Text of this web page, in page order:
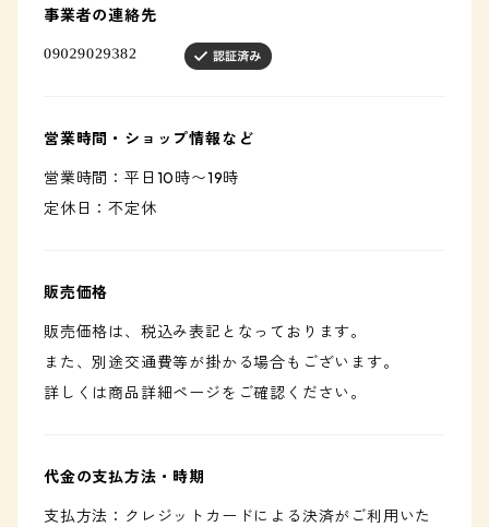
事業者の連絡先
営業時間・ショップ情報など
営業時間：平日10時〜19時
定休日：不定休
販売価格
販売価格は、税込み表記となっております。
また、別途交通費等が掛かる場合もございます。
詳しくは商品詳細ページをご確認ください。
代金の支払方法・時期
支払方法：クレジットカードによる決済がご利用いた